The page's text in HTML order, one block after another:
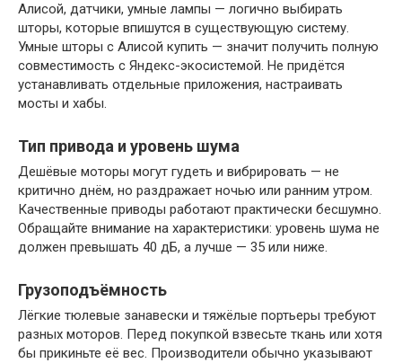
Алисой, датчики, умные лампы — логично выбирать
шторы, которые впишутся в существующую систему.
Умные шторы с Алисой купить — значит получить полную
совместимость с Яндекс-экосистемой. Не придётся
устанавливать отдельные приложения, настраивать
мосты и хабы.
Тип привода и уровень шума
Дешёвые моторы могут гудеть и вибрировать — не
критично днём, но раздражает ночью или ранним утром.
Качественные приводы работают практически бесшумно.
Обращайте внимание на характеристики: уровень шума не
должен превышать 40 дБ, а лучше — 35 или ниже.
Грузоподъёмность
Лёгкие тюлевые занавески и тяжёлые портьеры требуют
разных моторов. Перед покупкой взвесьте ткань или хотя
бы прикиньте её вес. Производители обычно указывают